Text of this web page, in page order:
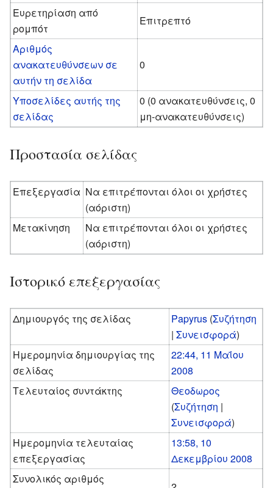
Ευρετηρίαση από
ρομπότ
Επιτρεπτό
Αριθμός
ανακατευθύνσεων σε
αυτήν τη σελίδα
0
Υποσελίδες αυτής της
σελίδας
0 (0 ανακατευθύνσεις, 0
μη-ανακατευθύνσεις)
Προστασία σελίδας
Επεξεργασία Να επιτρέπονται όλοι οι χρήστες
(αόριστη)
Μετακίνηση
Να επιτρέπονται όλοι οι χρήστες
(αόριστη)
Ιστορικό επεξεργασίας
Δημιουργός της σελίδας Papyrus (Συζήτηση
|Συνεισφορά)
Ημερομηνία δημιουργίας της
σελίδας
22:44, 11 Μαΐου
2008
Τελευταίος συντάκτης
Θεοδωρος
(Συζήτηση |
Συνεισφορά)
Ημερομηνία τελευταίας
επεξεργασίας
13:58, 10
Δεκεμβρίου 2008
Συνολικός αριθμός